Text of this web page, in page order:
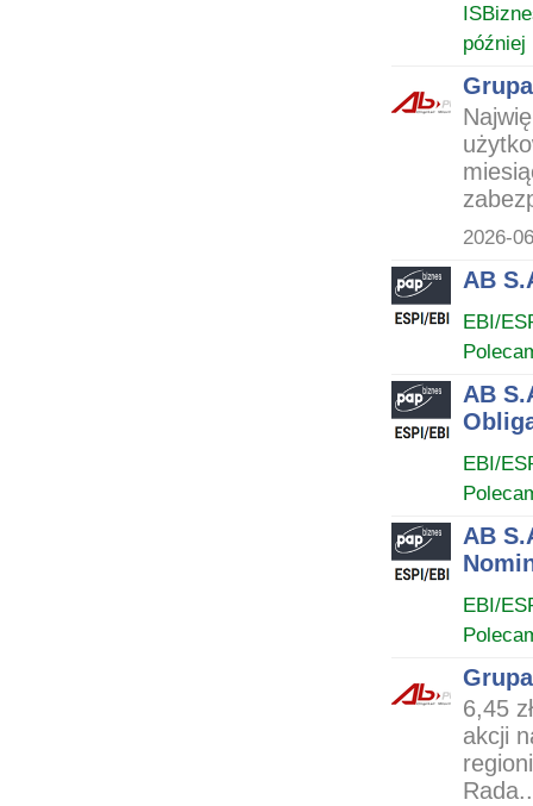
później
2026-
AB
EBI/
AB
EBI/
AB
EBI/
6,45
akcji